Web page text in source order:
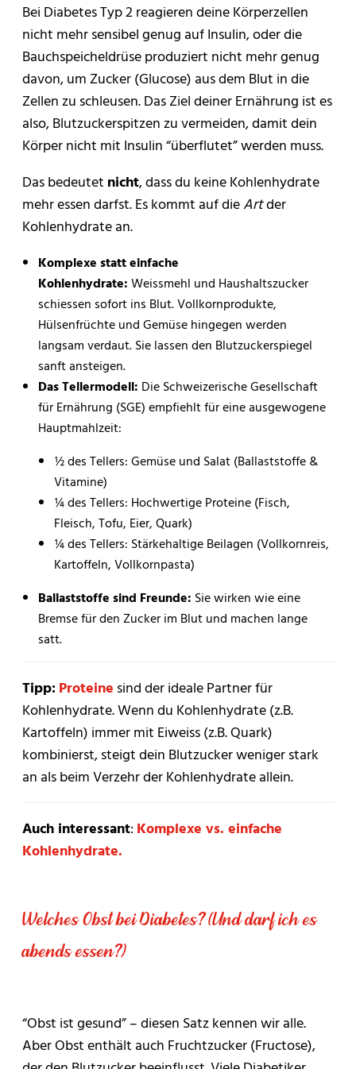
Bei Diabetes Typ 2 reagieren deine Körperzellen
nicht mehr sensibel genug auf Insulin, oder die
Bauchspeicheldrüse produziert nicht mehr genug
davon, um Zucker (Glucose) aus dem Blut in die
Zellen zu schleusen. Das Ziel deiner Ernährung ist es
also, Blutzuckerspitzen zu vermeiden, damit dein
Körper nicht mit Insulin “überflutet” werden muss.
Das bedeutet nicht, dass du keine Kohlenhydrate
mehr essen darfst. Es kommt auf dieArtder
Kohlenhydrate an.
Komplexe statt einfache
Kohlenhydrate: Weissmehl und Haushaltszucker
schiessen sofort ins Blut. Vollkornprodukte,
Hülsenfrüchte und Gemüse hingegen werden
langsam verdaut. Sie lassen den Blutzuckerspiegel
sanft ansteigen.
Das Tellermodell: Die Schweizerische Gesellschaft
für Ernährung (SGE) empfiehlt für eine ausgewogene
Hauptmahlzeit:
½ des Tellers: Gemüse und Salat (Ballaststoffe &
Vitamine)
¼ des Tellers: Hochwertige Proteine (Fisch,
Fleisch, Tofu, Eier, Quark)
¼ des Tellers: Stärkehaltige Beilagen (Vollkornreis,
Kartoffeln, Vollkornpasta)
Ballaststoffe sind Freunde: Sie wirken wie eine
Bremse für den Zucker im Blut und machen lange
satt.
Tipp:Proteine sind der ideale Partner für
Kohlenhydrate. Wenn du Kohlenhydrate (z.B.
Kartoffeln) immer mit Eiweiss (z.B. Quark)
kombinierst, steigt dein Blutzucker weniger stark
an als beim Verzehr der Kohlenhydrate allein.
Auch interessant: Komplexe vs. einfache
Kohlenhydrate.
Welches Obst bei Diabetes? (Und darf ich es
abends essen?)
“Obst ist gesund” – diesen Satz kennen wir alle.
Aber Obst enthält auch Fruchtzucker (Fructose),